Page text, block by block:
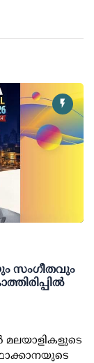
സംഗീതവും